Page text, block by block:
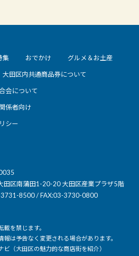
集 おでかけ グルメ＆お土産
大田区内共通商品券について
会について
係者向け
シー
田区南蒲田1-20-20 大田区産業プラザ5階
3731-8500 / FAX:03-3730-0800
を禁じます。
は予告なく変更される場合があります。
（大田区の魅力的な商店街を紹介）